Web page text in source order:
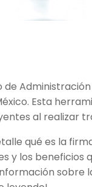
de
Esta
al realizar
qué es la
y los beneficios
sobre